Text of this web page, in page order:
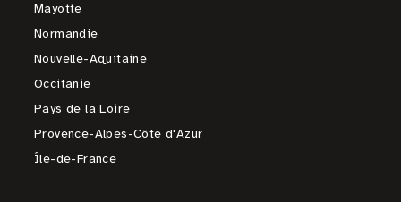
Mayotte
Normandie
Nouvelle-Aquitaine
Occitanie
Pays de la Loire
Provence-Alpes-Côte d'Azur
Île-de-France